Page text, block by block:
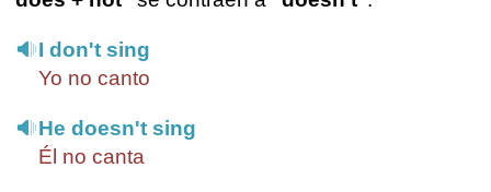
I don't sing
Yo no canto
He doesn't sing
Él no canta